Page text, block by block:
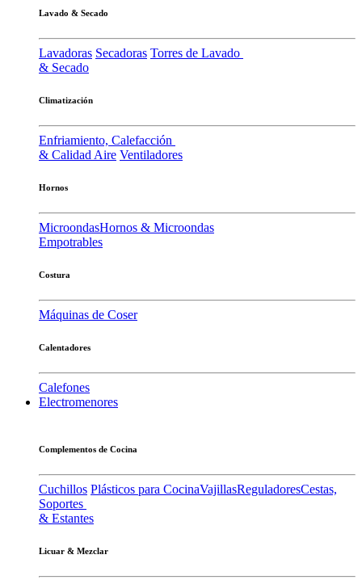
Lavado & Secado
Lavadoras Secadoras Torres de Lavado
& Secado
Climatización
Enfriamiento, Calefacción
& Calidad Aire Ventiladores
Hornos
MicroondasHornos & Microondas
Empotrables
Costura
Máquinas de Coser
Calentadores
Calefones
Electromenores
Complementos de Cocina
Cuchillos Plásticos para CocinaVajillasReguladoresCestas,
Soportes
& Estantes
Licuar & Mezclar